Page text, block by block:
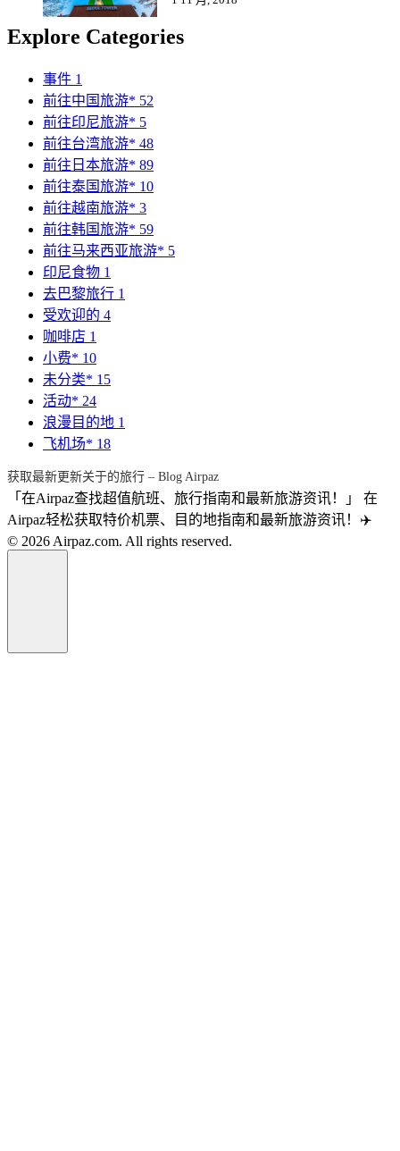
Explore Categories
事件 1
前往中国旅游* 52
前往印尼旅游* 5
前往台湾旅游* 48
前往日本旅游* 89
前往泰国旅游* 10
前往越南旅游* 3
前往韩国旅游* 59
前往马来西亚旅游* 5
印尼食物 1
去巴黎旅行 1
受欢迎的 4
咖啡店 1
小费* 10
未分类* 15
活动* 24
浪漫目的地 1
飞机场* 18
获取最新更新关于的旅行 – Blog Airpaz
「在Airpaz查找超值航班、旅行指南和最新旅游资讯！」 在
Airpaz轻松获取特价机票、目的地指南和最新旅游资讯！✈️
© 2026 Airpaz.com. All rights reserved.